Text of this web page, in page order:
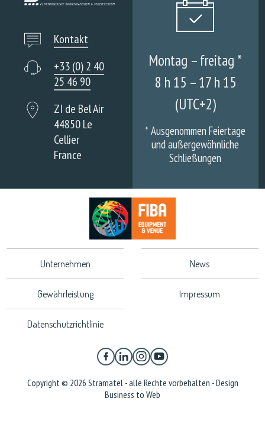
Kontakt
+33 (0) 2 40
25 46 90
ZI de Bel Air
44850 Le
Cellier
France
Montag – freitag *
8 h 15 – 17 h 15
(UTC+2)
*Ausgenommen Feiertage
und außergewöhnliche
Schließungen
Unternehmen News
Gewährleistung Impressum
Datenschutzrichtlinie
Copyright © 2026 Stramatel - alle Rechte vorbehalten - Design
Business to Web